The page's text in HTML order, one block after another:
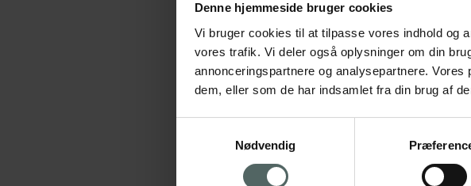
Denne hjemmeside bruger cookies
Vi bruger cookies til at tilpasse vores indhold og
vores trafik. Vi deler også oplysninger om din
annonceringspartnere og analysepartnere.
dem, eller som de har indsamlet fra din brug af
Nødvendig